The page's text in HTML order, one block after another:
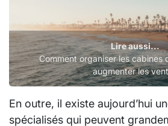
Lire aussi...
Comment organiser les cabines
augmenter les
En outre, il existe aujourd’hui
spécialisés qui peuvent